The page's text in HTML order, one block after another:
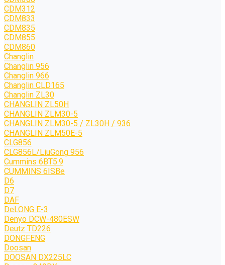
CDM312
CDM833
CDM835
CDM855
CDM860
Changlin
Changlin 956
Changlin 966
Changlin CLD165
Changlin ZL30
CHANGLIN ZL50H
CHANGLIN ZLM30-5
CHANGLIN ZLM30-5 / ZL30H / 936
CHANGLIN ZLM50E-5
CLG856
CLG856L/LiuGong 956
Cummins 6BT5.9
CUMMINS 6ISBe
D6
D7
DAF
DeLONG Е-3
Denyo DCW-480ESW
Deutz TD226
DONGFENG
Doosan
DOOSAN DX225LC